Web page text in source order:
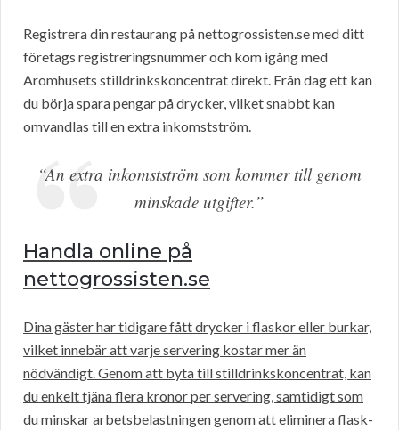
Registrera din restaurang på nettogrossisten.se med ditt
företags registreringsnummer och kom igång med
Aromhusets stilldrinkskoncentrat direkt. Från dag ett kan
du börja spara pengar på drycker, vilket snabbt kan
omvandlas till en extra inkomstström.
“An extra inkomstström som kommer till genom
minskade utgifter.”
Handla online på
nettogrossisten.se
Dina gäster har tidigare fått drycker i flaskor eller burkar,
vilket innebär att varje servering kostar mer än
nödvändigt. Genom att byta till stilldrinkskoncentrat, kan
du enkelt tjäna flera kronor per servering, samtidigt som
du minskar arbetsbelastningen genom att eliminera flask-